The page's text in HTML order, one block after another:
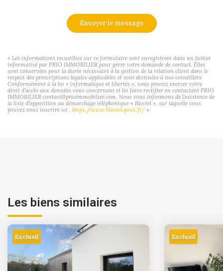
Envoyer le message
« Les informations recueillies sur ce formulaire sont enregistrées dans un fichier
informatisé par PRIO IMMOBILIER pour gérer votre demande de contact. Elles
sont conservées pour la durée nécessaire à la gestion de la relation client dans le
respect des prescriptions légales applicables et sont destinées à nos conseillers
Conformément à la loi « informatique et libertés », vous pouvez exercer votre
droit d'accès aux données vous concernant et les faire rectifier en contactant PRIO
IMMOBILIER contact@prioimmobilier.com. Nous vous informons de l'existence de
la liste d'opposition au démarchage téléphonique « Bloctel », sur laquelle vous
pouvez vous inscrire ici : https://www.bloctel.gouv.fr/»
Les biens similaires
Exclusif Exclusif